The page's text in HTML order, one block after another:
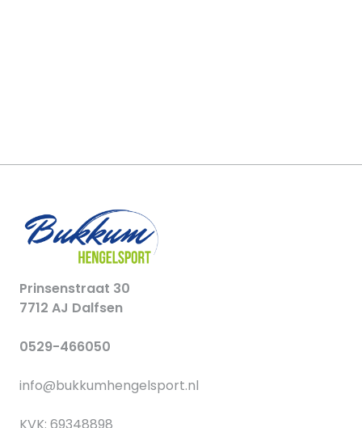
Prinsenstraat 30
7712 AJ Dalfsen
0529-466050
info@bukkumhengelsport.nl
KVK: 69348898